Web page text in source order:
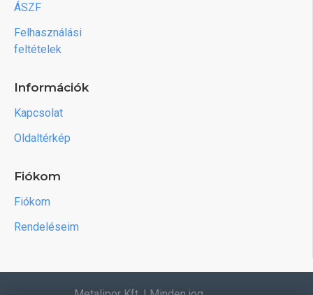
ÁSZF
Felhasználási
feltételek
Információk
Kapcsolat
Oldaltérkép
Fiókom
Fiókom
Rendeléseim